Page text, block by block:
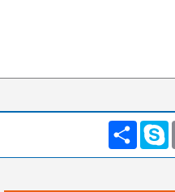
انشر Skype